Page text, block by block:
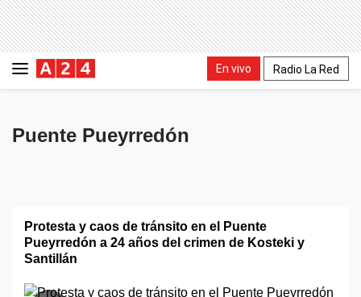
En vivo Radio La Red
Puente Pueyrredón
Protesta y caos de tránsito en el Puente
Pueyrredón a 24 años del crimen de Kosteki y
Santillán